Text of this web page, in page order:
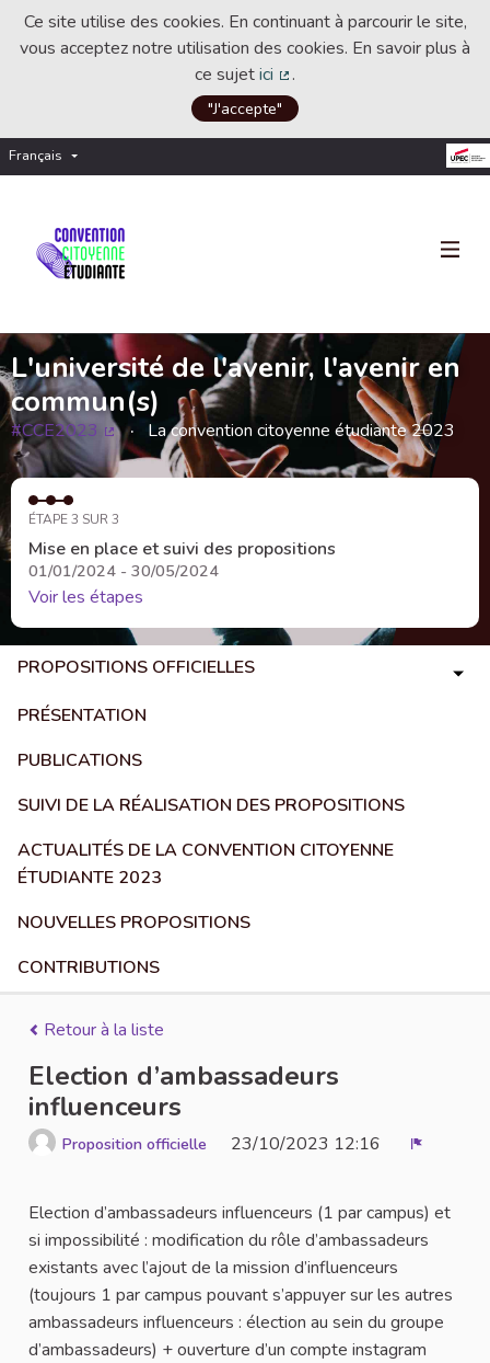
Ce site utilise des cookies. En continuant à parcourir le site,
vous acceptez notre utilisation des cookies. En savoir plus à
ce sujetici
(Lien externe)
.
"J'accepte"
Français Choisir la langue
L'université de l'avenir, l'avenir en
commun(s)
#CCE2023
(Lien externe)
La convention citoyenne étudiante 2023
ÉTAPE 3 SUR 3
Mise en place et suivi des propositions
01/01/2024 - 30/05/2024
Voir les étapes
PROPOSITIONS OFFICIELLES
PRÉSENTATION
PUBLICATIONS
SUIVI DE LA RÉALISATION DES PROPOSITIONS
ACTUALITÉS DE LA CONVENTION CITOYENNE
ÉTUDIANTE 2023
NOUVELLES PROPOSITIONS
CONTRIBUTIONS
Retour à la liste
Election d’ambassadeurs
influenceurs
Proposition officielle 23/10/2023 12:16
Election d’ambassadeurs influenceurs (1 par campus) et
si impossibilité : modification du rôle d’ambassadeurs
existants avec l’ajout de la mission d’influenceurs
(toujours 1 par campus pouvant s’appuyer sur les autres
ambassadeurs influenceurs : élection au sein du groupe
d’ambassadeurs) + ouverture d’un compte instagram